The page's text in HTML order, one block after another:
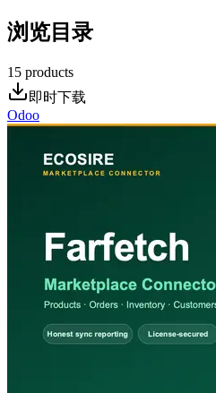
浏览目录
15 products
即时下载
Odoo